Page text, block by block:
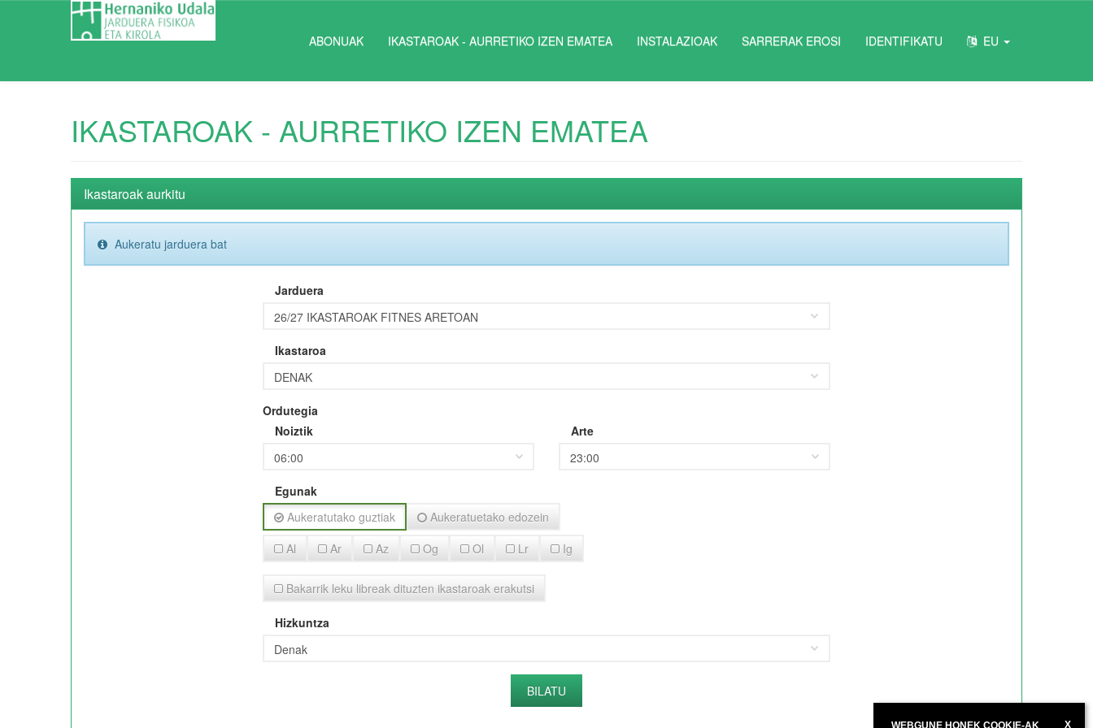
ABONUAK IKASTAROAK - AURRETIKO IZEN EMATEA INSTALAZIOAK SARRERAK EROSI IDENTIFIKATU EU
IKASTAROAK - AURRETIKO IZEN EMATEA
Ikastaroak aurkitu
Aukeratu jarduera bat
Jarduera
Ikastaroa
Ordutegia
Noiztik
Arte
Egunak
Aukeratutako guztiak
Aukeratuetako edozein
Al
Ar Az Og Ol Lr Ig
Bakarrik leku libreak dituzten ikastaroak erakutsi
Hizkuntza
WEBGUNE HONEK COOKIE-AK X